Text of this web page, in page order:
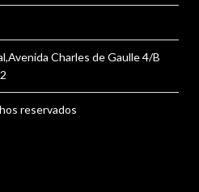
Charles de Gaulle 4/B
reservados